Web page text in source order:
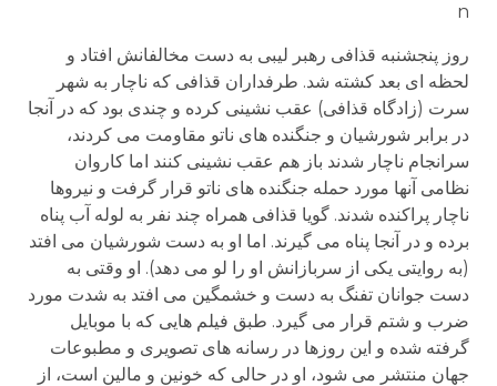
n
روز پنجشنبه قذافی رهبر لیبی به دست مخالفانش افتاد و
لحظه ای بعد کشته شد. طرفداران قذافی که ناچار به شهر
سرت (زادگاه قذافی) عقب نشینی کرده و چندی بود که در آنجا
در برابر شورشیان و جنگنده های ناتو مقاومت می کردند،
سرانجام ناچار شدند باز هم عقب نشینی کنند اما کاروان
نظامی آنها مورد حمله جنگنده های ناتو قرار گرفت و نیروها
ناچار پراکنده شدند. گویا قذافی همراه چند نفر به لوله آب پناه
برده و در آنجا پناه می گیرند. اما او به دست شورشیان می افتد
(به روایتی یکی از سربازانش او را لو می دهد). او وقتی به
دست جوانان تفنگ به دست و خشمگین می افتد به شدت مورد
ضرب و شتم قرار می گیرد. طبق فیلم هایی که با موبایل
گرفته شده و این روزها در رسانه های تصویری و مطبوعات
جهان منتشر می شود، او در حالی که خونین و مالین است، از